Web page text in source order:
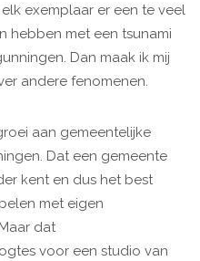
exemplaar er een te veel
hebben met een tsunami
Dan maak ik mij
andere fenomenen.
aan gemeentelijke
Dat een gemeente
kent en dus het best
met eigen
dat
voor een studio van